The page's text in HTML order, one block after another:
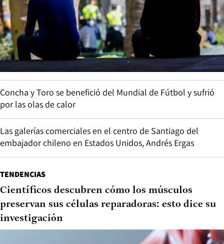
Concha y Toro se benefició del Mundial de Fútbol y sufrió
por las olas de calor
Las galerías comerciales en el centro de Santiago del
embajador chileno en Estados Unidos, Andrés Ergas
TENDENCIAS
Científicos descubren cómo los músculos
preservan sus células reparadoras: esto dice su
investigación